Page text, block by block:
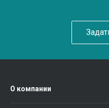
О компании